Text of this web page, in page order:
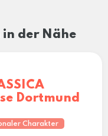
der Nähe
Dortmund
Charakter